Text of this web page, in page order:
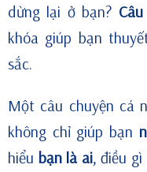
dừng lại ở bạn?
khóa giúp bạn
sắc.
Một câu chuyện cá
không chỉ giúp bạn
hiểu bạn là ai, điều gì